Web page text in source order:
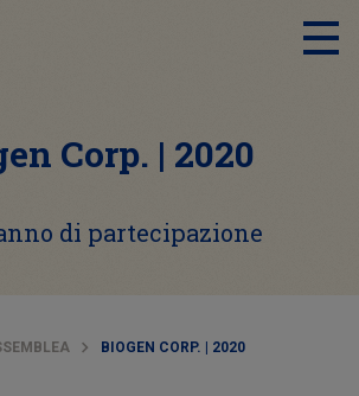
Corp. | 2020
di partecipazione
BIOGEN CORP. | 2020